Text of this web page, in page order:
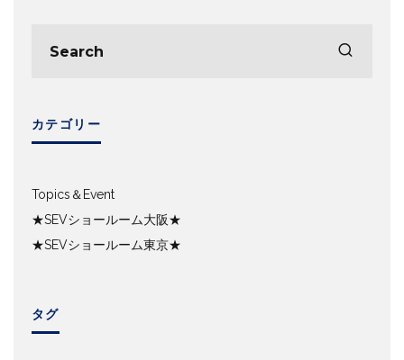
カテゴリー
Topics＆Event
★SEVショールーム大阪★
★SEVショールーム東京★
タグ